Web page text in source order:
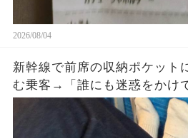
2026/08/04
新幹線で前席の収納ポケット
む乗客→「誰にも迷惑をかけ
った直後、車掌が座席を確